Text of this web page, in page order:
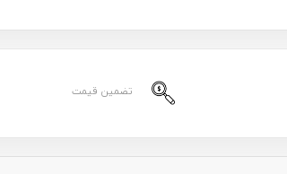
تضمین قیمت